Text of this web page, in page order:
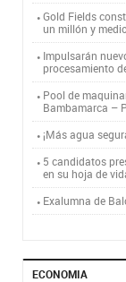
Gold Fields
un millón y
Impulsarán
procesamiento
Pool de
Bambamarca –
¡Más agua
5 candidatos
en su hoja de
Exalumna de
ECONOMIA